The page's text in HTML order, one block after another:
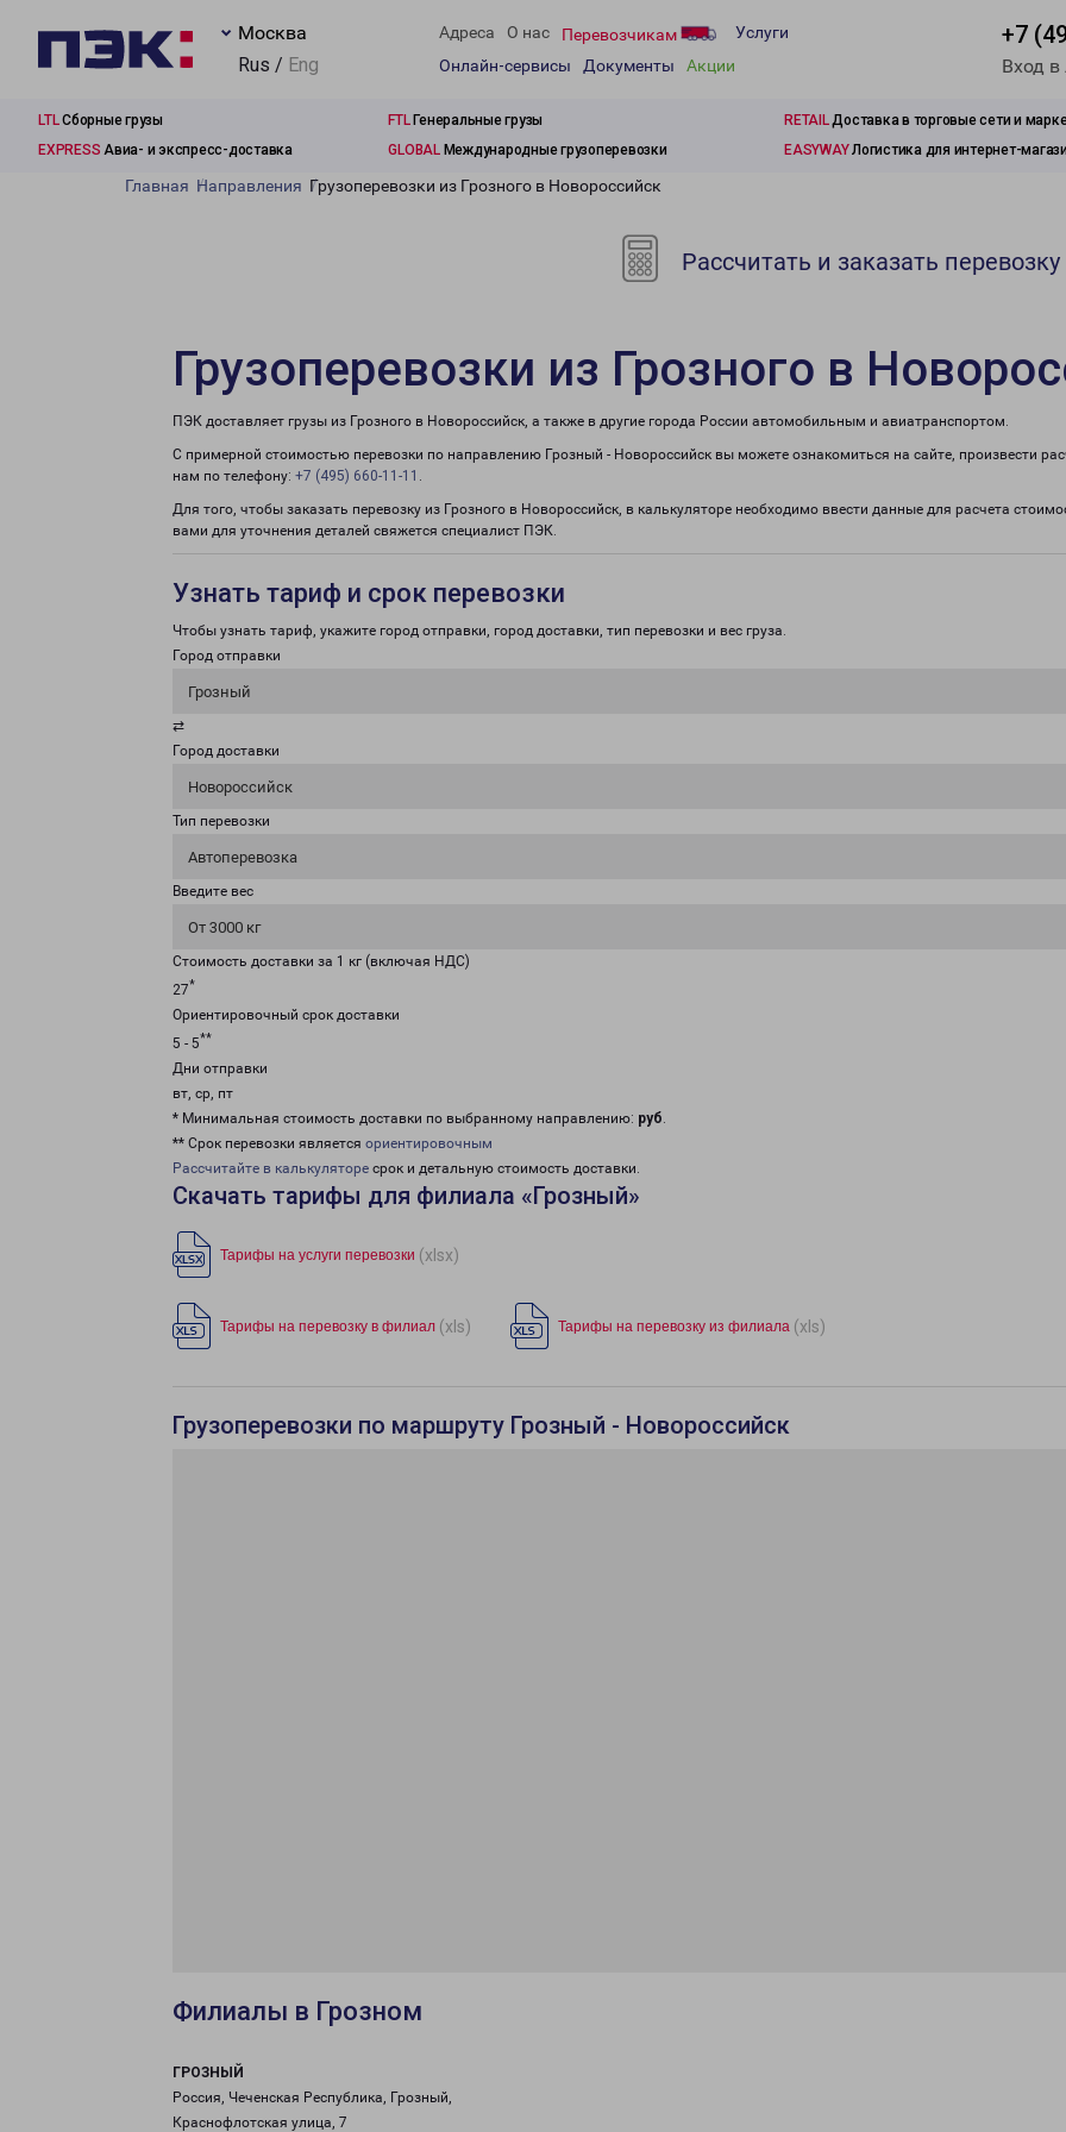
Москва
Rus / Eng
Адреса О нас Перевозчикам
Услуги
Онлайн-сервисы
Документы Акции
+7
Вход
LTLСборные грузы FTLГенеральные грузы RETAILДоставка в торговые сети и
EXPRESS Авиа- и экспресс-доставка GLOBALМеждународные грузоперевозки EASYWAYЛогистика для интернет-
Главная Направления Грузоперевозки из Грозного в Новороссийск
Рассчитать и заказать перевозку
Грузоперевозки из Грозного в
ПЭК доставляет грузы из Грозного в Новороссийск, а также в другие города России автомобильным и авиатранспортом.
С примерной стоимостью перевозки по направлению Грозный - Новороссийск вы можете ознакомиться на сайте, произвести
нам по телефону: +7 (495) 660-11-11 .
Для того, чтобы заказать перевозку из Грозного в Новороссийск, в калькуляторе необходимо ввести данные для расчета
вами для уточнения деталей свяжется специалист ПЭК.
Узнать тариф и срок перевозки
Чтобы узнать тариф, укажите город отправки, город доставки, тип перевозки и вес груза.
Город отправки
Грозный
⇄
Город доставки
Новороссийск
Тип перевозки
Автоперевозка
Введите вес
От 3000 кг
Стоимость доставки за 1 кг (включая НДС)
27*
Ориентировочный срок доставки
5 - 5**
Дни отправки
вт, ср, пт
* Минимальная стоимость доставки по выбранному направлению: руб.
** Срок перевозки является ориентировочным
Рассчитайте в калькуляторе срок и детальную стоимость доставки.
Скачать тарифы для филиала «Грозный»
Тарифы на услуги перевозки (xlsx)
Тарифы на перевозку в филиал (xls) Тарифы на перевозку из филиала (xls)
Грузоперевозки по маршруту Грозный - Новороссийск
Филиалы в Грозном
ГРОЗНЫЙ
Россия, Чеченская Республика, Грозный,
Краснофлотская улица, 7